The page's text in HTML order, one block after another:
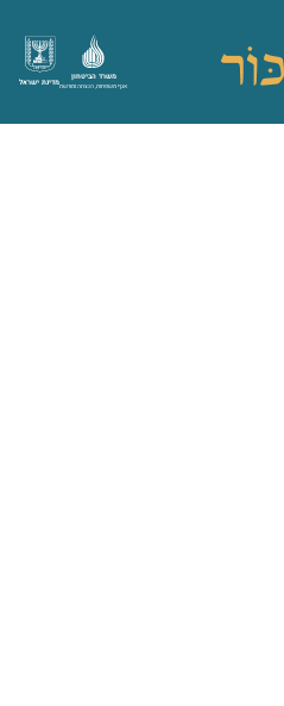
מדינת ישראל
משרד הביטחון
אגף משפחות, הנצחה ומורשת